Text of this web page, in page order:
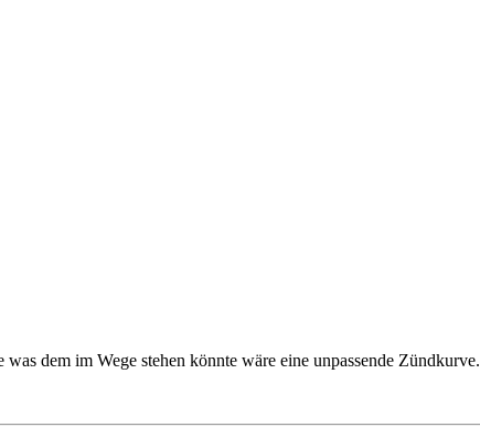
dem im Wege stehen könnte wäre eine unpassende Zündkurve.